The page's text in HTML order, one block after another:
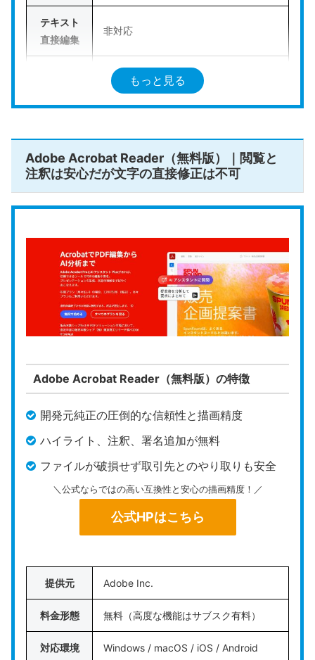
公式HPはこちら
テキスト
直接編集
非対応
合・分
透かし
（ウォー
ターマー
ク）
なし
量制限
なし
ローカル
動作
対応
pdf_asは、個人開発者のうちじゅう氏によってメン
MBほどの超軽量な国産PDF加工ソフトです。
縮ファイルを解凍するだけで即座に起動できます。
不要なレジストリを汚さないため、社用PCでも扱い
やすい仕様と言えるでしょう。
割はもちろん、ヘッダーやフッターの追加、さらに
は高度なパスワード暗号化まで対応。古いパソコン
スワード付与を行いたい方におすすめです。
もっと見る
Adobe Acrobat Reader（無料版）｜閲覧と
注釈は安心だが文字の直接修正は不可
Adobe Acrobat Reader（無料版）の特徴
開発元純正の圧倒的な信頼性と描画精度
ハイライト、注釈、署名追加が無料
ファイルが破損せず取引先とのやり取りも安全
＼公式ならではの高い互換性と安心の描画精度！／
公式HPはこちら
提供元 Adobe Inc.
料金形態 無料（高度な機能はサブスク有料）
対応環境 Windows / macOS / iOS / Android